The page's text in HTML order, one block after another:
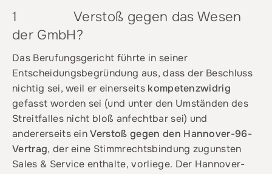
1 Verstoß gegen das Wesen
der GmbH?
Das Berufungsgericht führte in seiner
Entscheidungsbegründung aus, dass der Beschluss
nichtig sei, weil er einerseits kompetenzwidrig
gefasst worden sei (und unter den Umständen des
Streitfalles nicht bloß anfechtbar sei) und
andererseits einVerstoß gegen den Hannover-96-
Vertrag, der eine Stimmrechtsbindung zugunsten
Sales & Service enthalte, vorliege. Der Hannover-